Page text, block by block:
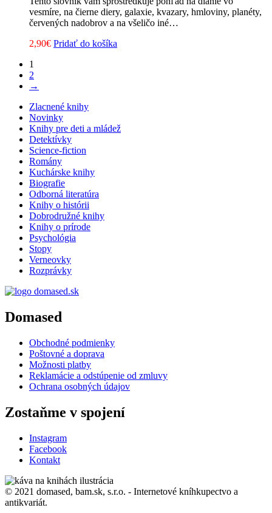
vesmíre, na čierne diery, galaxie, kvazary, hmloviny, planéty,
červených nadobrov a na všeličo iné…
2,90€ Pridať do košíka
1
2
→
Zlacnené knihy
Novinky
Knihy pre deti a mládež
Detektívky
Science-fiction
Romány
Kuchárske knihy
Biografie
Odborná literatúra
Knihy o histórii
Dobrodružné knihy
Knihy o prírode
Psychológia
Stopy
Verneovky
Rozprávky
Domased
Obchodné podmienky
Poštovné a doprava
Možnosti platby
Reklamácie a odstúpenie od zmluvy
Ochrana osobných údajov
Zostaňme v spojení
Instagram
Facebook
Kontakt
© 2021 domased, bam.sk, s.r.o. - Internetové kníhkupectvo a
antikvariát.